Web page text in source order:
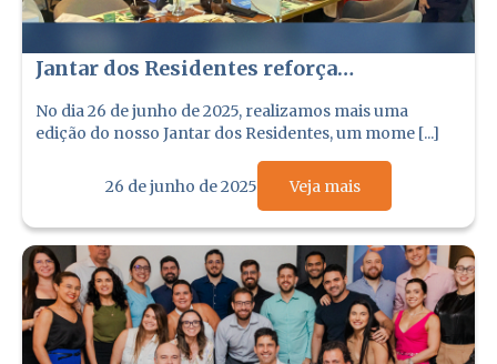
Jantar dos Residentes reforça
acolhimento e integração com a
Coocirurge
No dia 26 de junho de 2025, realizamos mais uma
edição do nosso Jantar dos Residentes, um mome [...]
26 de junho de 2025 Veja mais